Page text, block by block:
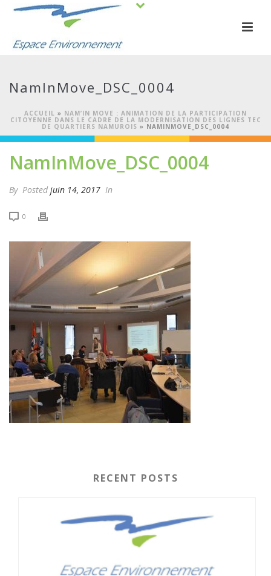
NamInMove_DSC_0004
ACCUEIL » NAM’IN MOVE : ANIMATION DE LA PARTICIPATION
CITOYENNE DANS LE CADRE DE LA MODERNISATION DES LIGNES TEC
DE QUARTIERS NAMUROIS » NAMINMOVE_DSC_0004
NamInMove_DSC_0004
By Posted juin 14, 2017 In
0
RECENT POSTS